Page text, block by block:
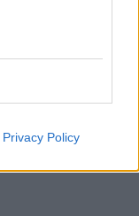
Privacy Policy